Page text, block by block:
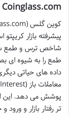
Coinglass.com – ابزاری برای تحلیل گران پیشرفته
پیشرفته بازار
شاخص ترس و طمع
طمع را به شیوه ای
پوشش می دهد. این
تر رفتار بازار و